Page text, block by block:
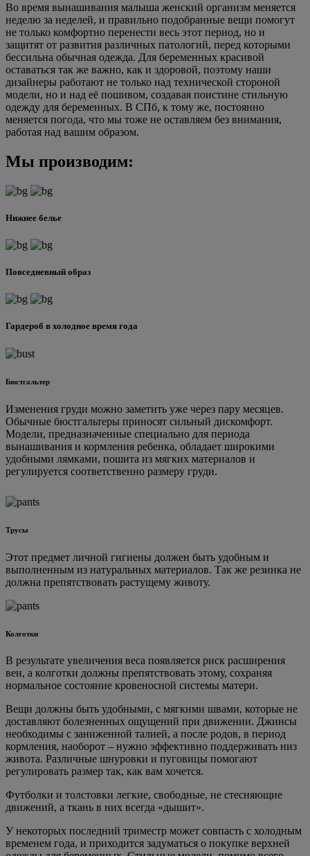
Во время вынашивания малыша женский организм меняется
неделю за неделей, и правильно подобранные вещи помогут
не только комфортно перенести весь этот период, но и
защитят от развития различных патологий, перед которыми
бессильна обычная одежда. Для беременных красивой
оставаться так же важно, как и здоровой, поэтому наши
дизайнеры работают не только над технической стороной
модели, но и над её пошивом, создавая поистине стильную
одежду для беременных. В СПб, к тому же, постоянно
меняется погода, что мы тоже не оставляем без внимания,
работая над вашим образом.
Мы производим:
Нижнее белье
Повседневный образ
Гардероб в холодное время года
Бюстгальтер
Изменения груди можно заметить уже через пару месяцев.
Обычные бюстгальтеры приносят сильный дискомфорт.
Модели, предназначенные специально для периода
вынашивания и кормления ребенка, обладает широкими
удобными лямками, пошита из мягких материалов и
регулируется соответственно размеру груди.
Трусы
Этот предмет личной гигиены должен быть удобным и
выполненным из натуральных материалов. Так же резинка не
должна препятствовать растущему животу.
Колготки
В результате увеличения веса появляется риск расширения
вен, а колготки должны препятствовать этому, сохраняя
нормальное состояние кровеносной системы матери.
Вещи должны быть удобными, с мягкими швами, которые не
доставляют болезненных ощущений при движении. Джинсы
необходимы с заниженной талией, а после родов, в период
кормления, наоборот – нужно эффективно поддерживать низ
живота. Различные шнуровки и пуговицы помогают
регулировать размер так, как вам хочется.
Футболки и толстовки легкие, свободные, не стесняющие
движений, а ткань в них всегда «дышит».
У некоторых последний триместр может совпасть с холодным
временем года, и приходится задуматься о покупке верхней